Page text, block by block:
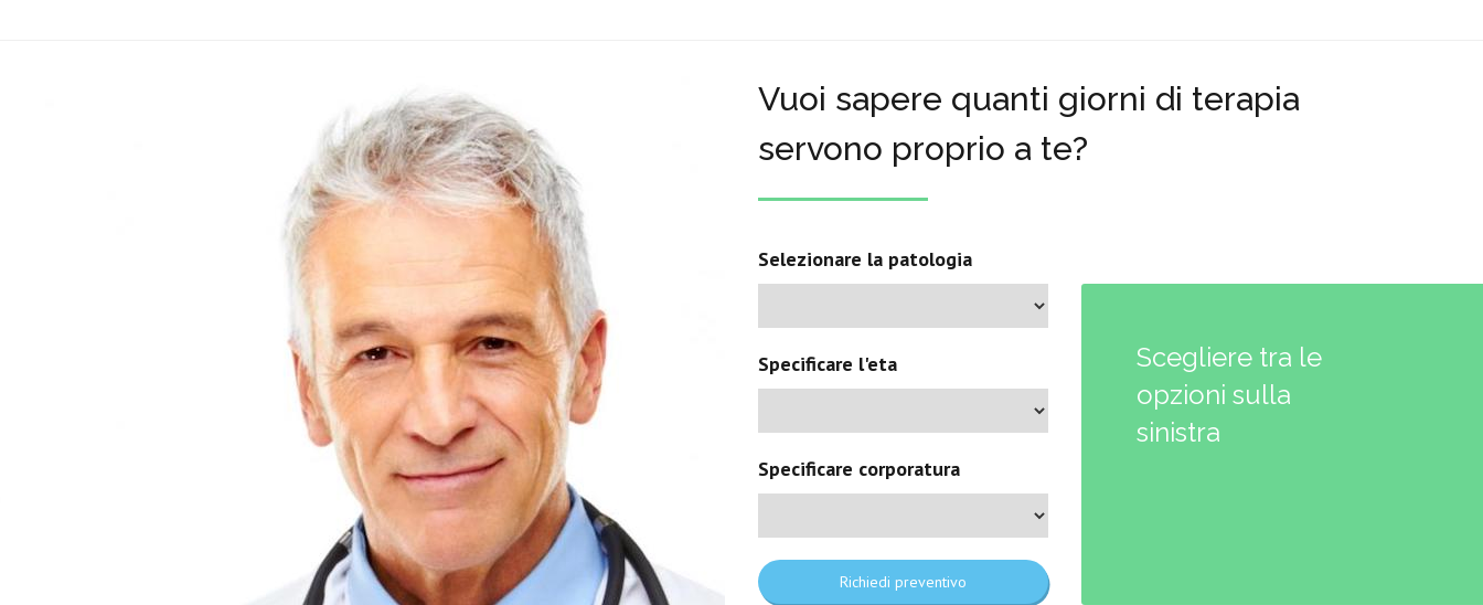
Vuoi sapere quanti giorni di terapia
servono proprio a te?
Selezionare la patologia
Specificare l'eta
Specificare corporatura
Richiedi preventivo
Scegliere tra le
opzioni sulla
sinistra